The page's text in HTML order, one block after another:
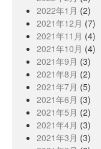
2022年1月 (2)
2021年12月 (7)
2021年11月 (4)
2021年10月 (4)
2021年9月 (3)
2021年8月 (2)
2021年7月 (5)
2021年6月 (3)
2021年5月 (2)
2021年4月 (3)
2021年3月 (3)